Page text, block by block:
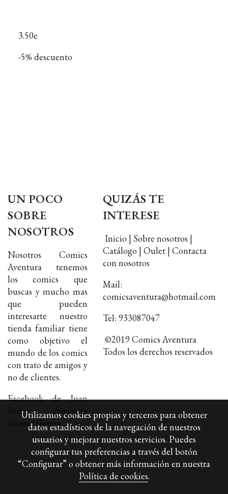
3.50e
-5% descuento
UN POCO
SOBRE
NOSOTROS
Nosotros Comics
Aventura tenemos
los comics que
buscas y mucho mas
que pueden
interesarte nuestro
tienda familiar tiene
como objetivo el
mundo de los comics
con trato de amigos y
no de clientes.
Facebook de Juan
Pedro Aventura
Gómez Garcia
QUIZÁS TE
INTERESE
Inicio | Sobre nosotros |
Catálogo | Oulet | Contacta
con nosotros
Mail:
comicsaventura@hotmail.com
Tel: 933087047
©2019 Comics Aventura
Todos los derechos reservados
Utilizamos cookies propias y terceros para obtener
datos estadísticos de la navegación de nuestros
usuarios y mejorar nuestros servicios. Puedes
configurar tus preferencias a través del botón
“Configurar” o obtener más información en nuestra
Política de cookies.